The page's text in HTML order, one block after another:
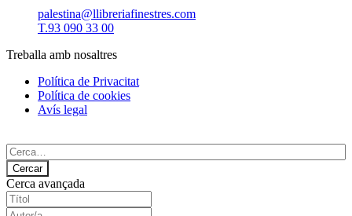
palestina@llibreriafinestres.com
T.93 090 33 00
Treballa amb nosaltres
Política de Privacitat
Política de cookies
Avís legal
Cerca avançada